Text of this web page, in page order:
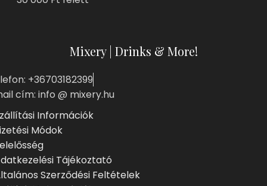
Mixery | Drinks & More!
+36703182399
cím: info @ mixery.hu
Információk
Módok
Tájékoztató
Szerződési Feltételek